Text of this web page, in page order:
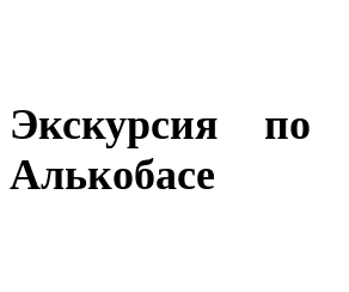
Экскурсия по
Алькобасе